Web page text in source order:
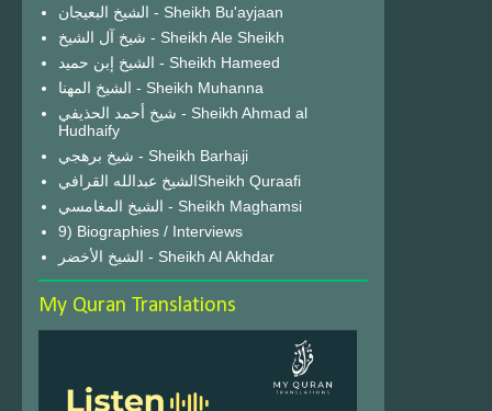
الشيخ البعيجان - Sheikh Bu'ayjaan
شيخ آل الشيخ - Sheikh Ale Sheikh
الشيخ إبن حميد - Sheikh Hameed
الشيخ المهنا - Sheikh Muhanna
شيخ أحمد الحذيفي - Sheikh Ahmad al
Hudhaify
شيخ برهجي - Sheikh Barhaji
الشيخ عبدالله القرافيSheikh Quraafi
الشيخ المغامسي - Sheikh Maghamsi
9) Biographies / Interviews
الشيخ الأخضر - Sheikh Al Akhdar
My Quran Translations